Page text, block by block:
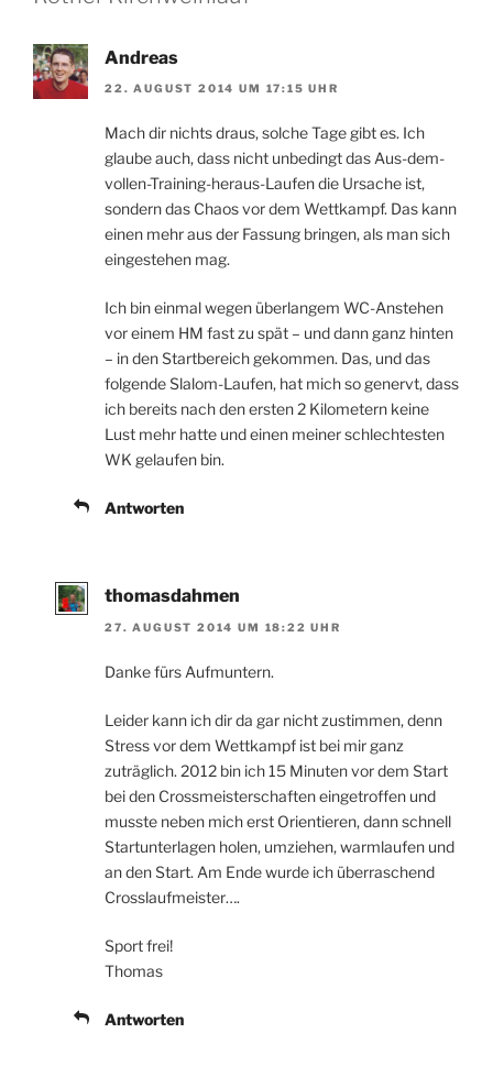
Andreas
22. AUGUST 2014 UM 17:15 UHR
Mach dir nichts draus, solche Tage gibt es. Ich
glaube auch, dass nicht unbedingt das Aus-dem-
vollen-Training-heraus-Laufen die Ursache ist,
sondern das Chaos vor dem Wettkampf. Das kann
einen mehr aus der Fassung bringen, als man sich
eingestehen mag.
Ich bin einmal wegen überlangem WC-Anstehen
vor einem HM fast zu spät – und dann ganz hinten
– in den Startbereich gekommen. Das, und das
folgende Slalom-Laufen, hat mich so genervt, dass
ich bereits nach den ersten 2 Kilometern keine
Lust mehr hatte und einen meiner schlechtesten
WK gelaufen bin.
Antworten
thomasdahmen
27. AUGUST 2014 UM 18:22 UHR
Danke fürs Aufmuntern.
Leider kann ich dir da gar nicht zustimmen, denn
Stress vor dem Wettkampf ist bei mir ganz
zuträglich. 2012 bin ich 15 Minuten vor dem Start
bei den Crossmeisterschaften eingetroffen und
musste neben mich erst Orientieren, dann schnell
Startunterlagen holen, umziehen, warmlaufen und
an den Start. Am Ende wurde ich überraschend
Crosslaufmeister….
Sport frei!
Thomas
Antworten